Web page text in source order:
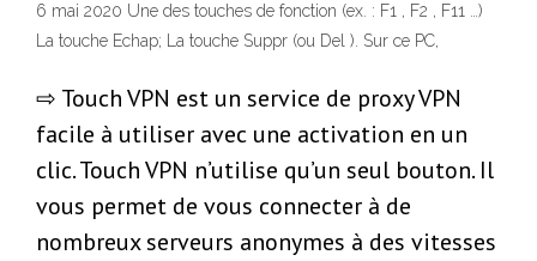
6 mai 2020 Une des touches de fonction (ex. : F1 , F2 , F11 …)
La touche Echap; La touche Suppr (ou Del ). Sur ce PC,
⇨ Touch VPN est un service de proxy VPN
facile à utiliser avec une activation en un
clic. Touch VPN n’utilise qu’un seul bouton. Il
vous permet de vous connecter à de
nombreux serveurs anonymes à des vitesses